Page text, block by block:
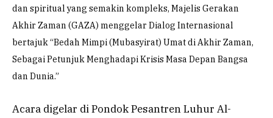
dan spiritual yang semakin kompleks, Majelis Gerakan
Akhir Zaman (GAZA) menggelar Dialog Internasional
bertajuk “Bedah Mimpi (Mubasyirat) Umat di Akhir Zaman,
Sebagai Petunjuk Menghadapi Krisis Masa Depan Bangsa
dan Dunia.”
Acara digelar di Pondok Pesantren Luhur Al-